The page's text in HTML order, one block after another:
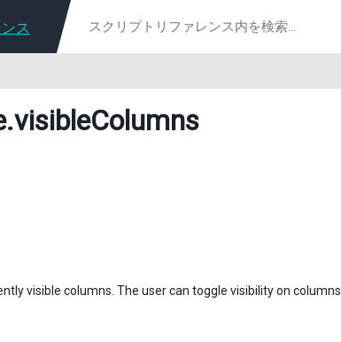
ス
.visibleColumns
visible columns. The user can toggle visibility on